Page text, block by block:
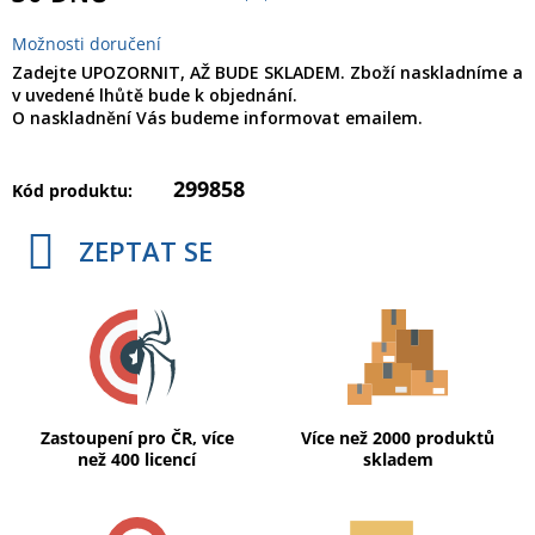
Možnosti doručení
Zadejte UPOZORNIT, AŽ BUDE SKLADEM. Zboží naskladníme a
v uvedené lhůtě bude k objednání.
O naskladnění Vás budeme informovat emailem.
Kód produktu: 299858
ZEPTAT SE
Zastoupení pro ČR, více
než 400 licencí
Více než 2000 produktů
skladem